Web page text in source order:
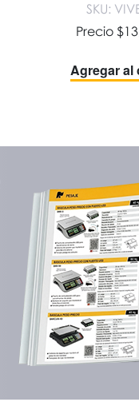
SKU:
Precio $
Agregar al